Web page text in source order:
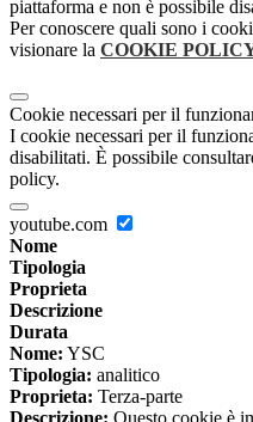
piattaforma e non è possibile
Per conoscere quali sono i
visionare la COOKIE
Cookie necessari per il
I cookie necessari per il
disabilitati. È possibile
policy.
youtube.com
Nome
Tipologia
Proprieta
Descrizione
Durata
Nome: YSC
Tipologia: analitico
Proprieta: Terza-parte
Descrizione: Questo cookie è